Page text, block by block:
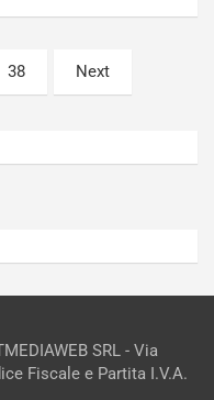
38 Next
SRL - Via
Fiscale e Partita I.V.A.